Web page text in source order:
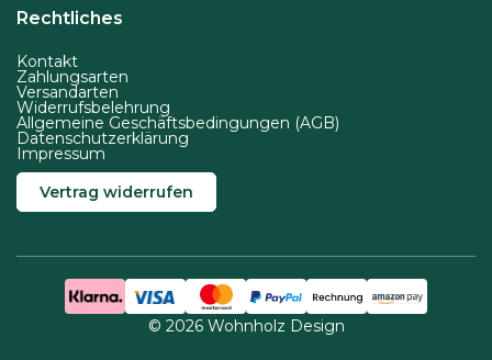
Rechtliches
Kontakt
Zahlungsarten
Versandarten
Widerrufsbelehrung
Allgemeine Geschäftsbedingungen (AGB)
Datenschutzerklärung
Impressum
Vertrag widerrufen
© 2026 Wohnholz Design